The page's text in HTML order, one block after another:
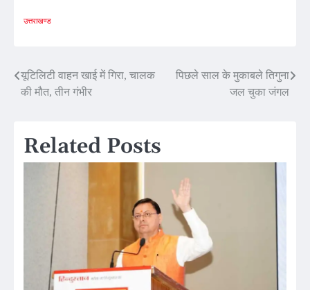
उत्तराखण्ड
Post
navigation
यूटिलिटी वाहन खाई में गिरा, चालक
की मौत, तीन गंभीर
पिछले साल के मुकाबले तिगुना
जल चुका जंगल
Related Posts